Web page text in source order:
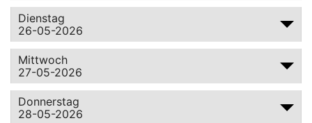
Historisches Fechten
Kraftsport Laufsport
Motorsport Radsport
Dienstag
26-05-2026
Mittwoch
27-05-2026
Donnerstag
28-05-2026